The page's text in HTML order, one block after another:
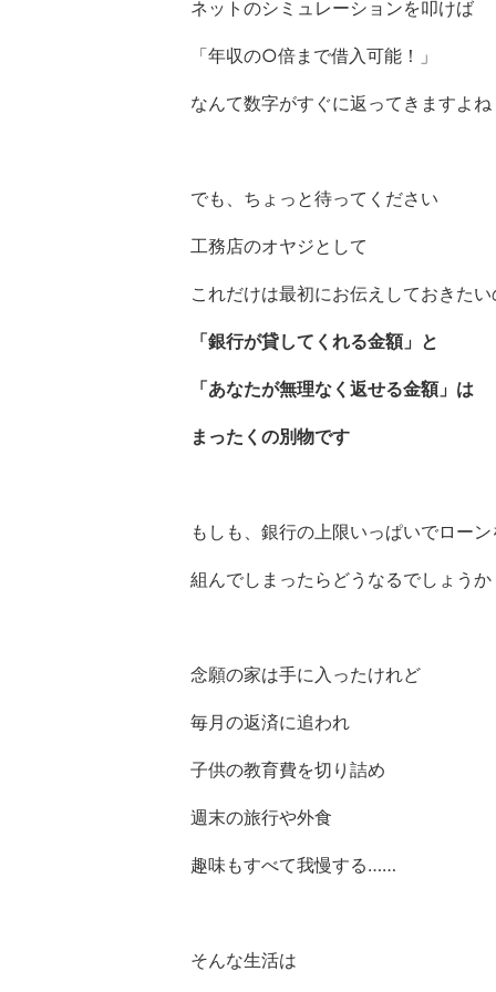
ネットのシミュレーションを叩けば
「年収の○倍まで借入可能！」
なんて数字がすぐに返ってきますよね
でも、ちょっと待ってください
工務店のオヤジとして
これだけは最初にお伝えしておきた
「銀行が貸してくれる金額」と
「あなたが無理なく返せる金額」は
まったくの別物です
もしも、銀行の上限いっぱいでローン
組んでしまったらどうなるでしょうか
念願の家は手に入ったけれど
毎月の返済に追われ
子供の教育費を切り詰め
週末の旅行や外食
趣味もすべて我慢する……
そんな生活は